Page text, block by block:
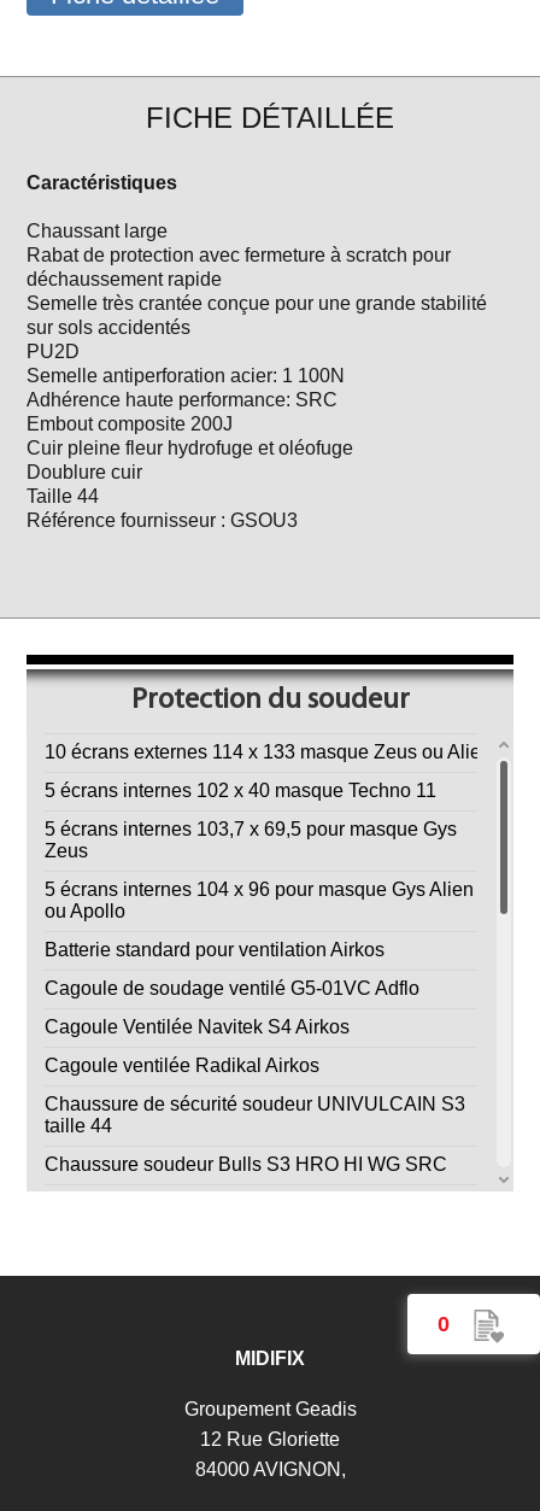
0
FICHE DÉTAILLÉE
Caractéristiques
Chaussant large
Rabat de protection avec fermeture à scratch pour
déchaussement rapide
Semelle très crantée conçue pour une grande stabilité
sur sols accidentés
PU2D
Semelle antiperforation acier: 1 100N
Adhérence haute performance: SRC
Embout composite 200J
Cuir pleine fleur hydrofuge et oléofuge
Doublure cuir
Taille 44
Référence fournisseur : GSOU3
Protection du soudeur
10 écrans externes 114 x 133 masque Zeus ou Alien
5 écrans internes 102 x 40 masque Techno 11
5 écrans internes 103,7 x 69,5 pour masque Gys
Zeus
5 écrans internes 104 x 96 pour masque Gys Alien
ou Apollo
Batterie standard pour ventilation Airkos
Cagoule de soudage ventilé G5-01VC Adflo
Cagoule Ventilée Navitek S4 Airkos
Cagoule ventilée Radikal Airkos
Chaussure de sécurité soudeur UNIVULCAIN S3
taille 44
Chaussure soudeur Bulls S3 HRO HI WG SRC
Gant soudeur TIG Cuir pleine fleur agneau
Masque de soudage 3/9-13G Venus true color
Masque de soudage GYS HERMES 3/4-14G AIR
MIDIFIX
Groupement Geadis
12 Rue Gloriette
84000 AVIGNON,